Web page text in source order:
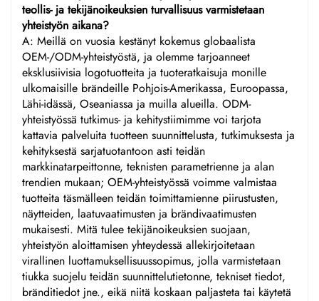
teollis- ja tekijänoikeuksien turvallisuus varmistetaan
yhteistyön aikana?
A: Meillä on vuosia kestänyt kokemus globaalista
OEM-/ODM-yhteistyöstä, ja olemme tarjoanneet
eksklusiivisia logotuotteita ja tuoteratkaisuja monille
ulkomaisille brändeille Pohjois-Amerikassa, Euroopassa,
Lähi-idässä, Oseaniassa ja muilla alueilla. ODM-
yhteistyössä tutkimus- ja kehitystiimimme voi tarjota
kattavia palveluita tuotteen suunnittelusta, tutkimuksesta ja
kehityksestä sarjatuotantoon asti teidän
markkinatarpeittonne, teknisten parametrienne ja alan
trendien mukaan; OEM-yhteistyössä voimme valmistaa
tuotteita täsmälleen teidän toimittamienne piirustusten,
näytteiden, laatuvaatimusten ja brändivaatimusten
mukaisesti. Mitä tulee tekijänoikeuksien suojaan,
yhteistyön aloittamisen yhteydessä allekirjoitetaan
virallinen luottamuksellisuussopimus, jolla varmistetaan
tiukka suojelu teidän suunnittelutietonne, tekniset tiedot,
bränditiedot jne., eikä niitä koskaan paljasteta tai käytetä